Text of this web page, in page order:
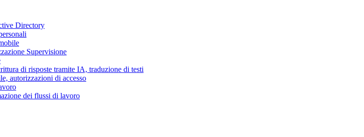
Directory
Supervisione
di risposte tramite IA, traduzione di testi
autorizzazioni di accesso
dei flussi di lavoro